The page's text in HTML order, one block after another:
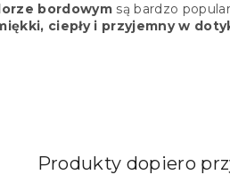
bordowym są bardzo
ciepły i przyjemny w
Produkty dopiero